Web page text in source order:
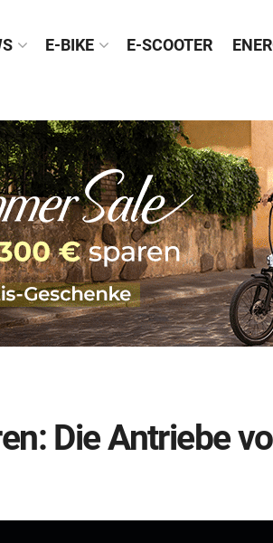
E-BIKE E-SCOOTER
Die Antriebe